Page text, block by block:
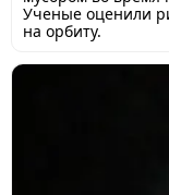
Ученые оценили
на орбиту.